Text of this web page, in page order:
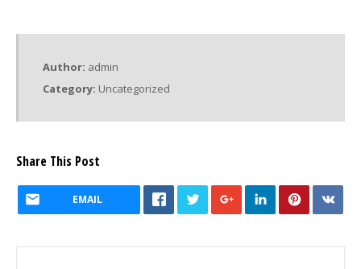
Author: admin
Category: Uncategorized
Share This Post
EMAIL